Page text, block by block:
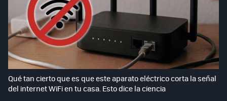
Qué tan cierto que es que este aparato eléctrico corta la señal
del internet WiFi en tu casa. Esto dice la ciencia